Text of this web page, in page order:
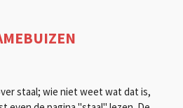
staal; wie niet weet wat dat is,